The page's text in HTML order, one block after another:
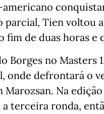
Tien voltou
de duas horas e
no Masters
onde defrontará o
Na
terceira ronda,